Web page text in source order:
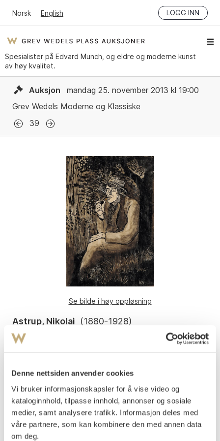
Denne nettsiden anvender cookies
Vi bruker informasjonskapsler for å vise video og
kataloginnhold, tilpasse innhold, annonser og sosiale
medier, samt analysere trafikk. Informasjon deles med
våre partnere, som kan kombinere den med annen data
om deg.
Norsk English LOGG INN
Spesialister på Edvard Munch, og eldre og moderne kunst
av høy kvalitet.
Auksjon
mandag 25. november 2013 kl 19:00
Grev Wedels Moderne og Klassiske
39
Se bilde i høy oppløsning
Astrup, Nikolai (1880-1928)
Stort selvportrett
Signert nede t.h.: NA
Fra 1914. Loge, Gjessing, Greve 20 (Askeland 35).
Vurdering
NOK 15 000–20 000